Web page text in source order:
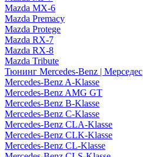
Mazda MX-6
Mazda Premacy
Mazda Protege
Mazda RX-7
Mazda RX-8
Mazda Tribute
Тюнинг Mercedes-Benz | Мерседес
Mercedes-Benz A-Klasse
Mercedes-Benz AMG GT
Mercedes-Benz B-Klasse
Mercedes-Benz C-Klasse
Mercedes-Benz CLA-Klasse
Mercedes-Benz CLK-Klasse
Mercedes-Benz CL-Klasse